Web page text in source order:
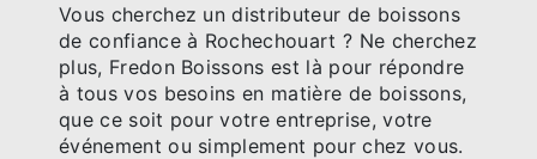
Vous cherchez un distributeur de boissons
de confiance à Rochechouart ? Ne cherchez
plus, Fredon Boissons est là pour répondre
à tous vos besoins en matière de boissons,
que ce soit pour votre entreprise, votre
événement ou simplement pour chez vous.